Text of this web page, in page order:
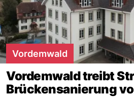
Vordemwald
Vordemwald treibt
Brückensanierung